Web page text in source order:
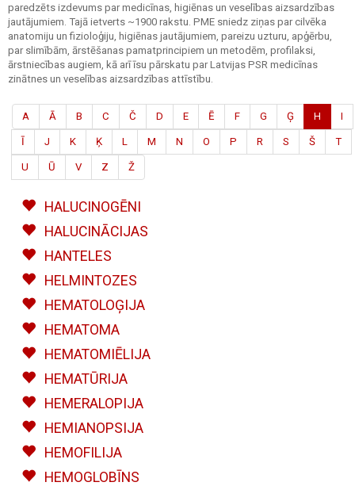
paredzēts izdevums par medicīnas, higiēnas un veselības aizsardzības
jautājumiem. Tajā ietverts ~1900 rakstu. PME sniedz ziņas par cilvēka
anatomiju un fizioloģiju, higiēnas jautājumiem, pareizu uzturu, apģērbu,
par slimībām, ārstēšanas pamatprincipiem un metodēm, profilaksi,
ārstniecības augiem, kā arī īsu pārskatu par Latvijas PSR medicīnas
zinātnes un veselības aizsardzības attīstību.
A Ā B C Č D E Ē F G Ģ H I
Ī J K Ķ L M N O P R S Š T
U Ū V Z Ž
HALUCINOGĒNI
HALUCINĀCIJAS
HANTELES
HELMINTOZES
HEMATOLOĢIJA
HEMATOMA
HEMATOMIĒLIJA
HEMATŪRIJA
HEMERALOPIJA
HEMIANOPSIJA
HEMOFILIJA
HEMOGLOBĪNS